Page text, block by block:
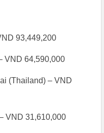
93,449,200
VND 64,590,000
(Thailand) – VND
VND 31,610,000